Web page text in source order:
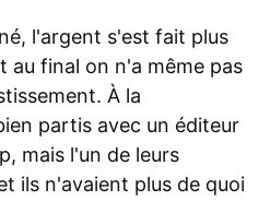
l'argent s'est fait plus
au final on n'a même pas
À la
partis avec un éditeur
mais l'un de leurs
ils n'avaient plus de quoi